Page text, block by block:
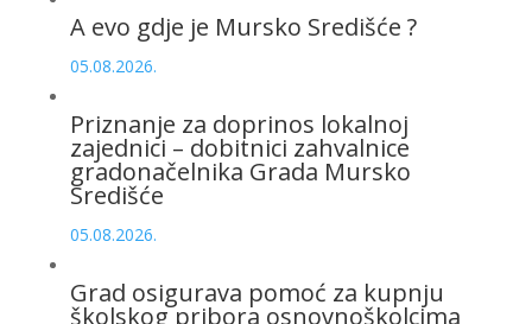
A evo gdje je Mursko Središće ?
05.08.2026.
Priznanje za doprinos lokalnoj
zajednici – dobitnici zahvalnice
gradonačelnika Grada Mursko
Središće
05.08.2026.
Grad osigurava pomoć za kupnju
školskog pribora osnovnoškolcima